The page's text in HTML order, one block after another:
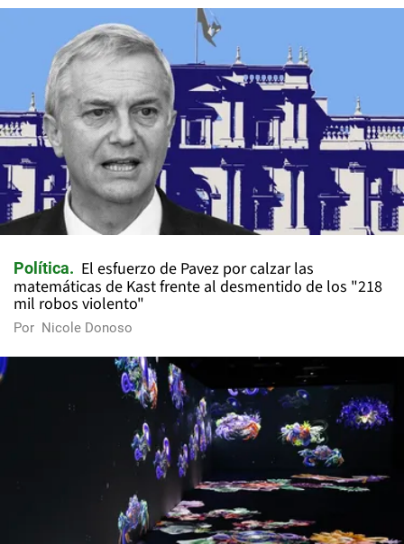
Política
El esfuerzo de Pavez por calzar las
matemáticas de Kast frente al desmentido de los "218
mil robos violento"
Por Nicole Donoso